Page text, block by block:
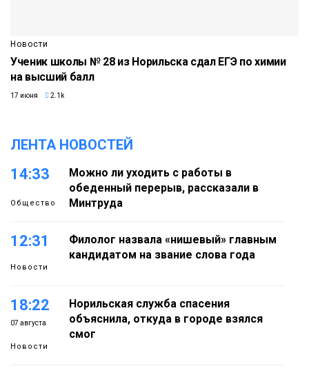
Новости
Ученик школы № 28 из Норильска сдал ЕГЭ по химии
на высший балл
17 июня 2.1k
ЛЕНТА НОВОСТЕЙ
14:33
Общество
Можно ли уходить с работы в
обеденный перерыв, рассказали в
Минтруда
12:31
Новости
Филолог назвала «нишевый» главным
кандидатом на звание слова года
18:22
07 августа
Новости
Норильская служба спасения
объяснила, откуда в городе взялся
смог